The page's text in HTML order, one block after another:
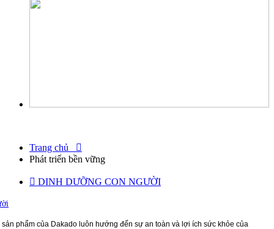
Trang chủ

Phát triển bền vững
 DINH DƯỠNG CON NGƯỜI
phẩm của Dakado luôn hướng đến sự an toàn và lợi ích sức khỏe của